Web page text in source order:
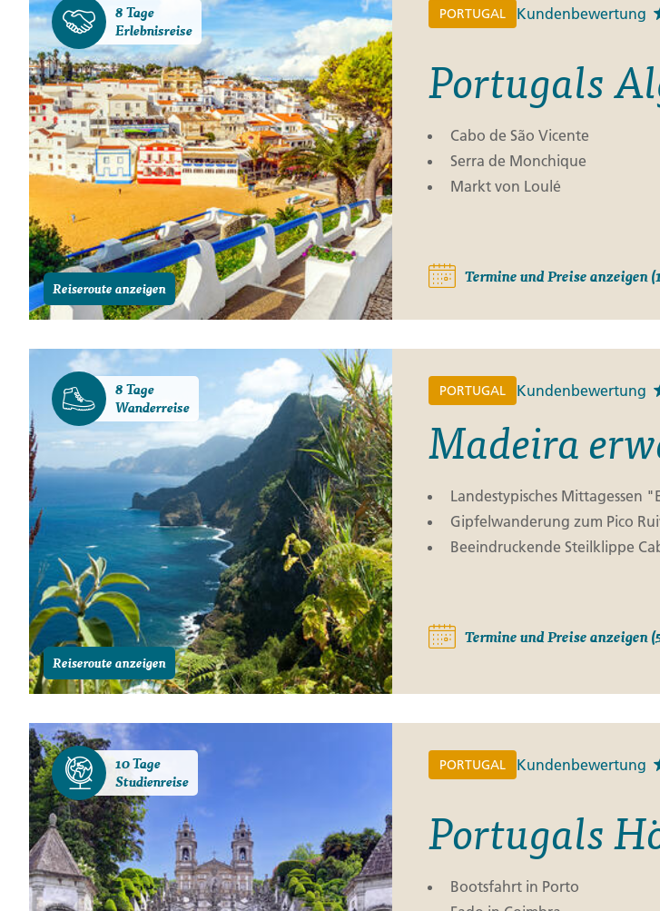
8 Tage
Erlebnisreise
Reiseroute anzeigen
PORTUGAL Kundenbewertung
Portugals
Cabo de São Vicente
Serra de Monchique
Markt von Loulé
Termine und Preise anzeigen
8 Tage
Wanderreise
Reiseroute anzeigen
PORTUGAL Kundenbewertung
Madeira
Landestypisches Mittagessen
Gipfelwanderung zum Pico
Beeindruckende Steilklippe
Termine und Preise anzeigen
10 Tage
Studienreise
PORTUGAL Kundenbewertung
Portugals
Bootsfahrt in Porto